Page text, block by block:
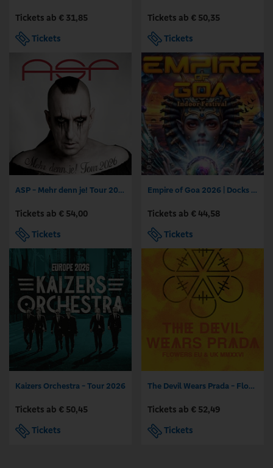
Tickets ab € 31,85
Tickets
Tickets ab € 50,35
Tickets
ASP - Mehr denn je! Tour 2026
Tickets ab € 54,00
Tickets
Empire of Goa 2026 | Docks Hamburg
Tickets ab € 44,58
Tickets
Kaizers Orchestra - Tour 2026
Tickets ab € 50,45
Tickets
The Devil Wears Prada - Flowers EU & UK MMXXVI
Tickets ab € 52,49
Tickets